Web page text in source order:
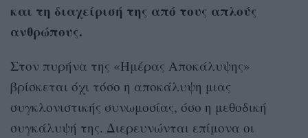
και τη διαχείρισή της από τους απλούς
ανθρώπους.
Στον πυρήνα της «Ημέρας Αποκάλυψης»
βρίσκεται όχι τόσο η αποκάλυψη μιας
συγκλονιστικής συνωμοσίας, όσο η μεθοδική
συγκάλυψή της. Διερευνώνται επίμονα οι